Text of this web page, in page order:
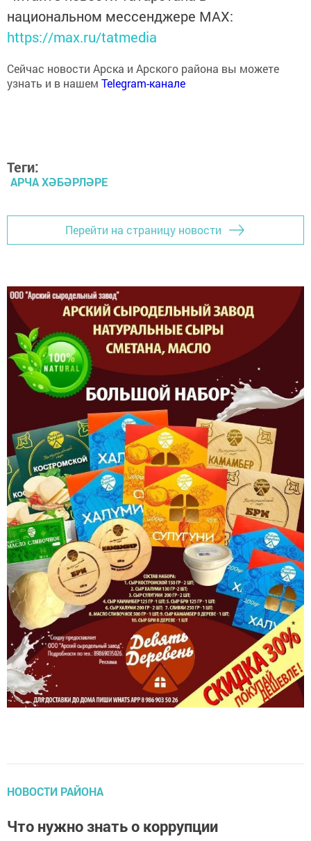
национальном мессенджере MАХ:
https://max.ru/tatmedia
Сейчас новости Арска и Арского района вы можете
узнать и в нашемTelegram-канале
Теги:
АРЧА ХӘБӘРЛӘРЕ
Перейти на страницу новости
НОВОСТИ РАЙОНА
Что нужно знать о коррупции